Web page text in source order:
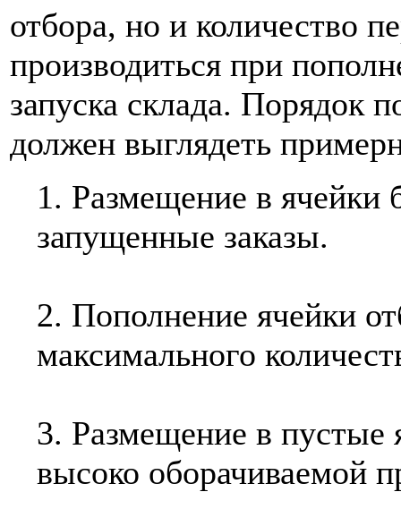
отбора, но и количество
производиться при
запуска склада. Порядок
должен выглядеть
1. Размещение в ячейки
запущенные заказы.
2. Пополнение ячейки
максимального
3. Размещение в пустые
высоко оборачиваемой